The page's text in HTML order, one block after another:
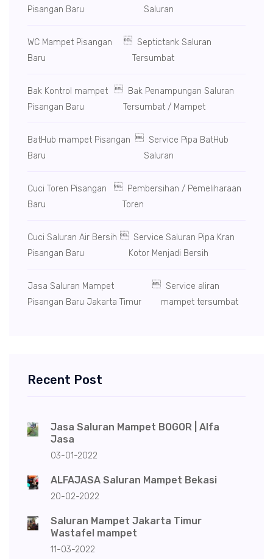
Pisangan Baru
Saluran
WC Mampet Pisangan
Baru
 Septictank Saluran
Tersumbat
Bak Kontrol mampet
Pisangan Baru
 Bak Penampungan Saluran
Tersumbat / Mampet
BatHub mampet Pisangan
Baru
Service Pipa BatHub
Saluran
Cuci Toren Pisangan
Baru
Pembersihan / Pemeliharaan
Toren
Cuci Saluran Air Bersih
Pisangan Baru
Service Saluran Pipa Kran
Kotor Menjadi Bersih
Jasa Saluran Mampet
Pisangan Baru Jakarta Timur
Service aliran
mampet tersumbat
Recent Post
Jasa Saluran Mampet BOGOR | Alfa
Jasa
03-01-2022
ALFAJASA Saluran Mampet Bekasi
20-02-2022
Saluran Mampet Jakarta Timur
Wastafel mampet
11-03-2022